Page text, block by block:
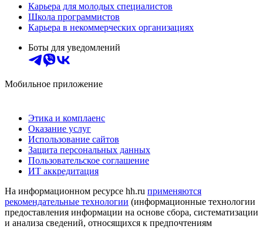
Карьера для молодых специалистов
Школа программистов
Карьера в некоммерческих организациях
Боты для уведомлений
Мобильное приложение
Этика и комплаенс
Оказание услуг
Использование сайтов
Защита персональных данных
Пользовательское соглашение
ИТ аккредитация
На информационном ресурсе hh.ru применяются
рекомендательные технологии (информационные технологии
предоставления информации на основе сбора, систематизации
и анализа сведений, относящихся к предпочтениям